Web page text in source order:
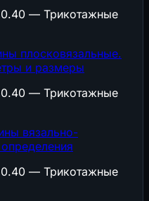
— Трикотажные
плосковязальные.
и размеры
— Трикотажные
вязально-
— Трикотажные